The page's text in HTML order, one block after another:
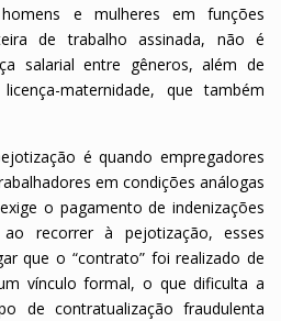
e mulheres em funções
de trabalho assinada, não é
salarial entre gêneros, além de
maternidade, que também
é quando empregadores
em condições análogas
o pagamento de indenizações
recorrer à pejotização, esses
que o “contrato” foi realizado de
vínculo formal, o que dificulta a
de contratualização fraudulenta